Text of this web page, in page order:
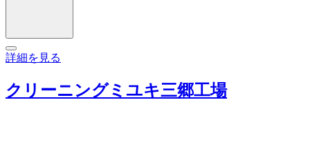
詳細を見る
クリーニングミユキ三郷工場